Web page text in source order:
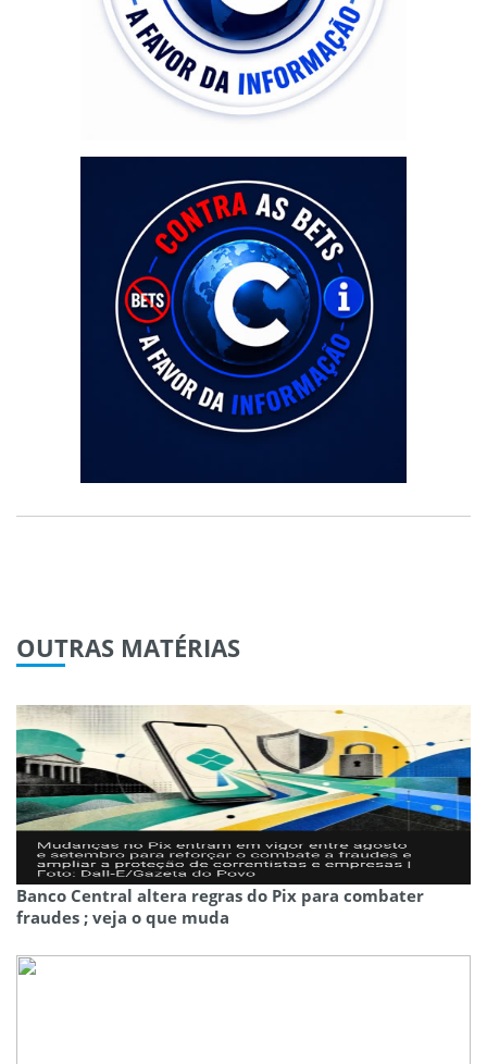
OUTRAS MATÉRIAS
Banco Central altera regras do Pix para combater
fraudes ; veja o que muda